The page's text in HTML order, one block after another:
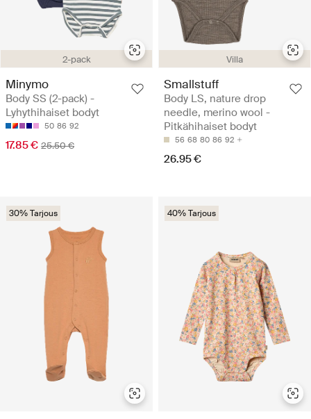
2-pack
Minymo
Body SS (2-pack) -
Lyhythihaiset bodyt
50 86 92
17.85 € 25.50 €
Villa
Smallstuff
Body LS, nature drop
needle, merino wool -
Pitkähihaiset bodyt
56 68 80 86 92
26.95 €
30% Tarjous 40% Tarjous